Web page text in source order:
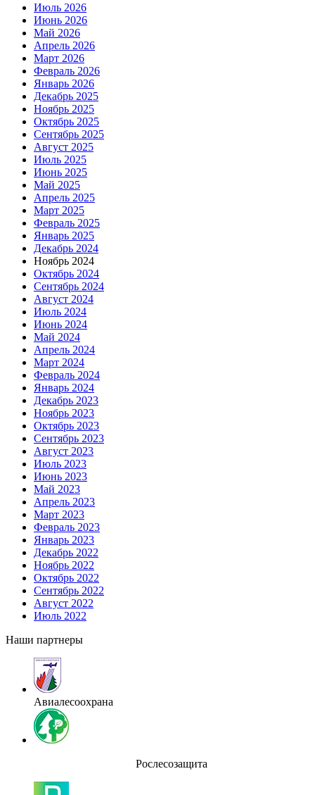
Июль 2026
Июнь 2026
Май 2026
Апрель 2026
Март 2026
Февраль 2026
Январь 2026
Декабрь 2025
Ноябрь 2025
Октябрь 2025
Сентябрь 2025
Август 2025
Июль 2025
Июнь 2025
Май 2025
Апрель 2025
Март 2025
Февраль 2025
Январь 2025
Декабрь 2024
Ноябрь 2024
Октябрь 2024
Сентябрь 2024
Август 2024
Июль 2024
Июнь 2024
Май 2024
Апрель 2024
Март 2024
Февраль 2024
Январь 2024
Декабрь 2023
Ноябрь 2023
Октябрь 2023
Сентябрь 2023
Август 2023
Июль 2023
Июнь 2023
Май 2023
Апрель 2023
Март 2023
Февраль 2023
Январь 2023
Декабрь 2022
Ноябрь 2022
Октябрь 2022
Сентябрь 2022
Август 2022
Июль 2022
Наши партнеры
Авиалесоохрана
Рослесозащита